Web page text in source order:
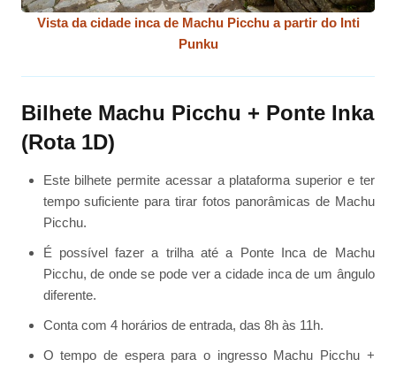
Vista da cidade inca de Machu Picchu a partir do Inti
Punku
Bilhete Machu Picchu + Ponte Inka
(Rota 1D)
Este bilhete permite acessar a plataforma superior e ter
tempo suficiente para tirar fotos panorâmicas de Machu
Picchu.
É possível fazer a trilha até a Ponte Inca de Machu
Picchu, de onde se pode ver a cidade inca de um ângulo
diferente.
Conta com 4 horários de entrada, das 8h às 11h.
O tempo de espera para o ingresso Machu Picchu +